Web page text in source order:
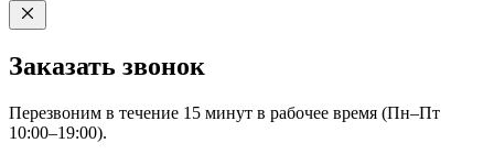
Заказать звонок
Перезвоним в течение 15 минут в рабочее время (Пн–Пт
10:00–19:00).